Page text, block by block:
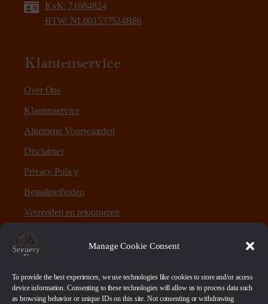
Manage Cookie Consent
To provide the best experiences, we use technologies like cookies to store and/or access
device information. Consenting to these technologies will allow us to process data such
as browsing behavior or unique IDs on this site. Not consenting or withdrawing
KvK: 71684824
BTW: NL001537524B86
Klantenservice
Over Ons
Klantenservice
Algemene Voorwaarden
Disclaimer
Privacy Policy
Betaalmethoden
Verzenden en retourneren
Sitemap
Over Scenery en Zo
Scenery en Zo is een webshop voor table-top games en